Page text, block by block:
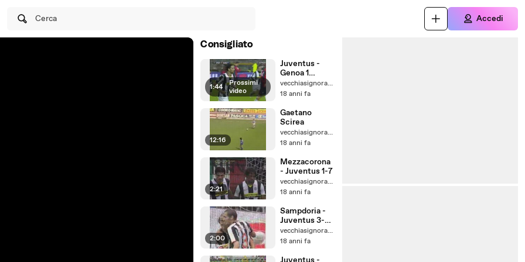
Cerca Accedi
Consigliato
1:44 | Prossimi
video
Juventus -
Genoa 1
tempo
13/11/2008
vecchiasignoracom
18 anni fa
12:16
Gaetano
Scirea
vecchiasignoracom
18 anni fa
2:21
Mezzacorona
- Juventus 1-7
vecchiasignoracom
18 anni fa
2:00
Sampdoria -
Juventus 3-3
17/05/2008 vecchiasignoracom
18 anni fa